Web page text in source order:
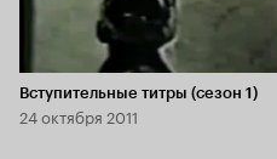
Длительность 1 мин
Вступительные титры (сезон 1)
24 октября 2011